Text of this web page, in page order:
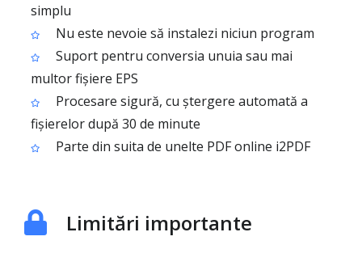
simplu
Nu este nevoie să instalezi niciun program
Suport pentru conversia unuia sau mai
multor fișiere EPS
Procesare sigură, cu ștergere automată a
fișierelor după 30 de minute
Parte din suita de unelte PDF online i2PDF
Limitări importante